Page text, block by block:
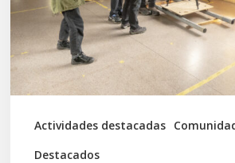
Actividades destacadas
Destacados
largometraje
de
ficción
se
graba